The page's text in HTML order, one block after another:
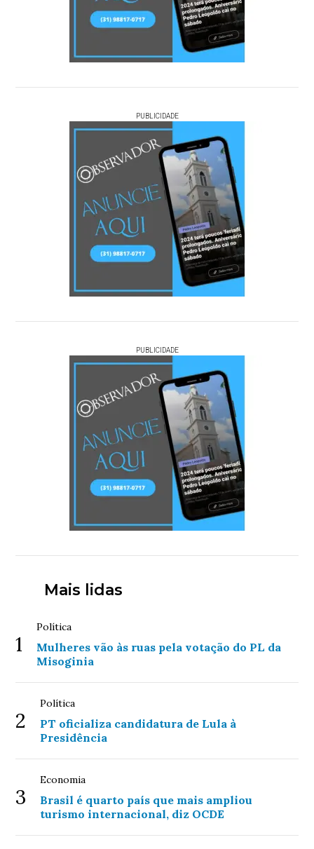
PUBLICIDADE
PUBLICIDADE
Mais lidas
1
Política
Mulheres vão às ruas pela votação do PL da
Misoginia
2
Política
PT oficializa candidatura de Lula à
Presidência
3
Economia
Brasil é quarto país que mais ampliou
turismo internacional, diz OCDE